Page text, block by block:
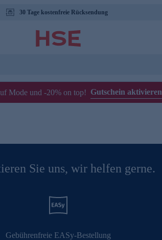
30 Tage kostenfreie Rücksendung
Mode und -20% on top! Gutschein aktivieren
Sie uns, wir helfen gerne.
Gebührenfreie EASy-Bestellung